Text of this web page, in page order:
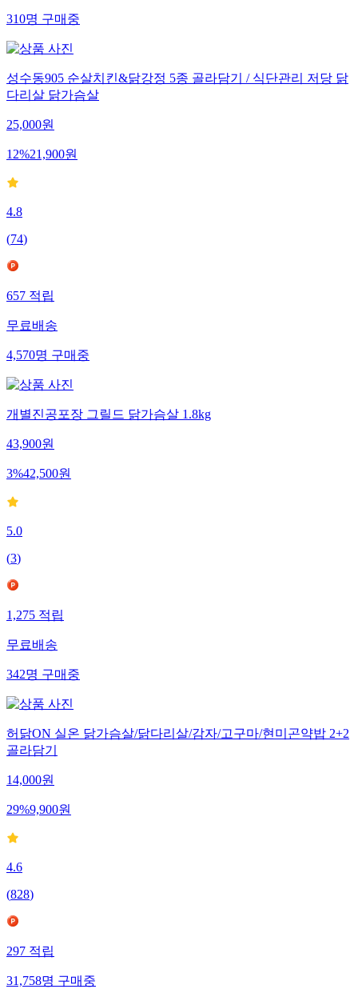
310명구매중
성수동905 순살치킨&닭강정 5종 골라담기 / 식단관리 저당 닭
다리살 닭가슴살
25,000원
12%21,900원
4.8
(74)
657적립
무료배송
4,570명구매중
개별진공포장 그릴드 닭가슴살 1.8kg
43,900원
3%42,500원
5.0
(3)
1,275적립
무료배송
342명구매중
허닭ON 실온 닭가슴살/닭다리살/감자/고구마/현미곤약밥 2+2
골라담기
14,000원
29%9,900원
4.6
(828)
297적립
31,758명구매중